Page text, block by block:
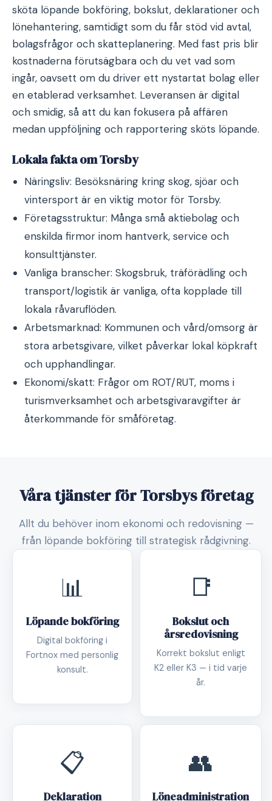
sköta löpande bokföring, bokslut, deklarationer och
lönehantering, samtidigt som du får stöd vid avtal,
bolagsfrågor och skatteplanering. Med fast pris blir
kostnaderna förutsägbara och du vet vad som
ingår, oavsett om du driver ett nystartat bolag eller
en etablerad verksamhet. Leveransen är digital
och smidig, så att du kan fokusera på affären
medan uppföljning och rapportering sköts löpande.
Lokala fakta om Torsby
Näringsliv: Besöksnäring kring skog, sjöar och
vintersport är en viktig motor för Torsby.
Företagsstruktur: Många små aktiebolag och
enskilda firmor inom hantverk, service och
konsulttjänster.
Vanliga branscher: Skogsbruk, träförädling och
transport/logistik är vanliga, ofta kopplade till
lokala råvaruflöden.
Arbetsmarknad: Kommunen och vård/omsorg är
stora arbetsgivare, vilket påverkar lokal köpkraft
och upphandlingar.
Ekonomi/skatt: Frågor om ROT/RUT, moms i
turismverksamhet och arbetsgivaravgifter är
återkommande för småföretag.
Våra tjänster för Torsbys företag
Allt du behöver inom ekonomi och redovisning —
från löpande bokföring till strategisk rådgivning.
📊
Löpande bokföring
Digital bokföring i
Fortnox med personlig
konsult.
📑
Bokslut och
årsredovisning
Korrekt bokslut enligt
K2 eller K3 — i tid varje
år.
📋
Deklaration
👥
Löneadministration